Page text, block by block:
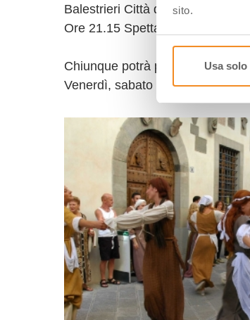
sito.
Usa
Balestrieri Città di Sansepolcro e
Ore 21.15 Spettacoli in piazza
Chiunque potrà partecipare al
Venerdì, sabato e domenica: